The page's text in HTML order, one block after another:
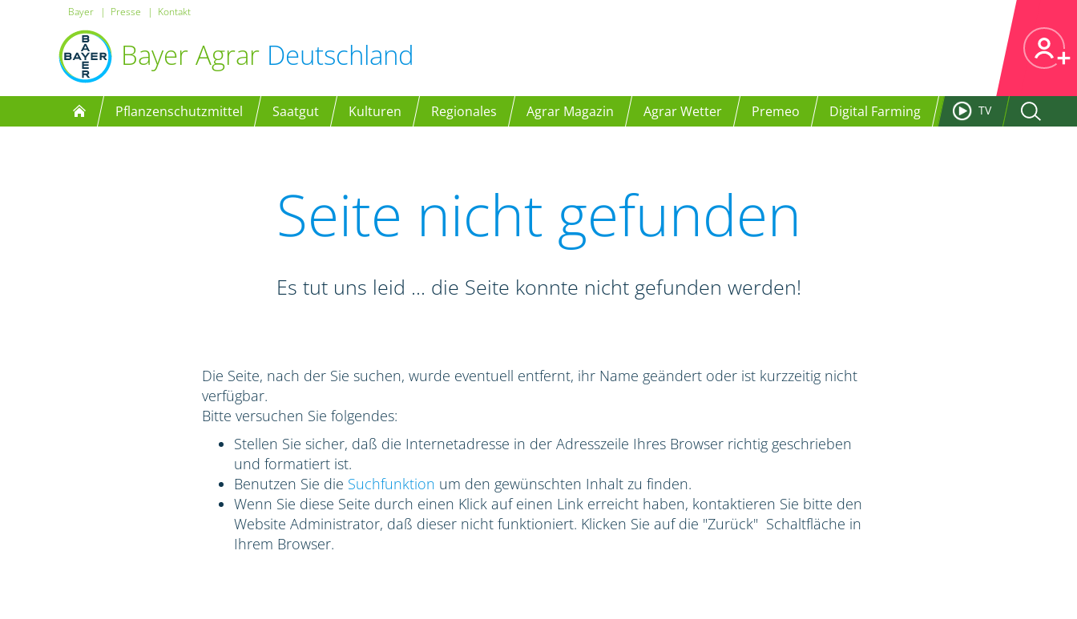
Bayer Presse Kontakt
Bayer Agrar Deutschland
Pflanzenschutzmittel Saatgut Kulturen Regionales Agrar Magazin Agrar Wetter Premeo Digital Farming TV
Seite nicht gefunden
Es tut uns leid ... die Seite konnte nicht gefunden werden!
Die Seite, nach der Sie suchen, wurde eventuell entfernt, ihr Name geändert oder ist kurzzeitig nicht
verfügbar.
Bitte versuchen Sie folgendes:
Stellen Sie sicher, daß die Internetadresse in der Adresszeile Ihres Browser richtig geschrieben
und formatiert ist.
Benutzen Sie die Suchfunktion um den gewünschten Inhalt zu finden.
Wenn Sie diese Seite durch einen Klick auf einen Link erreicht haben, kontaktieren Sie bitte den
Website Administrator, daß dieser nicht funktioniert. Klicken Sie auf die "Zurück" Schaltfläche in
Ihrem Browser.